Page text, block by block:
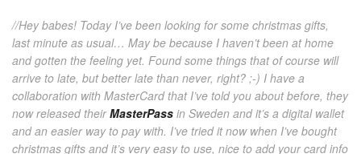
//Hey babes! Today I’ve been looking for some christmas gifts,
last minute as usual… May be because I haven’t been at home
and gotten the feeling yet. Found some things that of course will
arrive to late, but better late than never, right? ;-) I have a
collaboration with MasterCard that I’ve told you about before, they
now released theirMasterPass in Sweden and it’s a digital wallet
and an easier way to pay with. I’ve tried it now when I’ve bought
christmas gifts and it’s very easy to use, nice to add your card info